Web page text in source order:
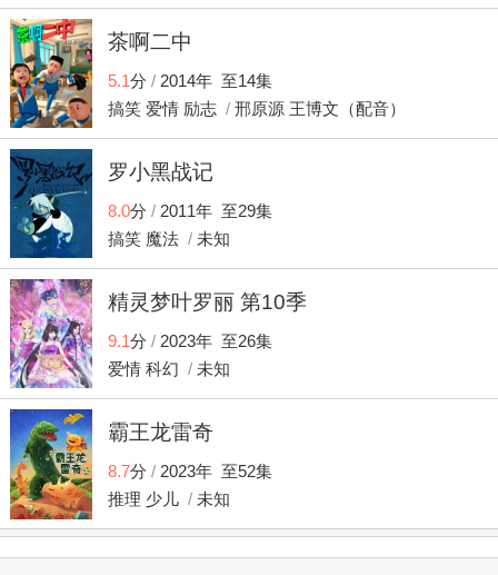
茶啊二中
5.1分 /2014年 至14集
搞笑 爱情 励志 / 邢原源 王博文（配音）
罗小黑战记
8.0分 /2011年 至29集
搞笑 魔法 /未知
精灵梦叶罗丽 第10季
9.1分 /2023年 至26集
爱情 科幻 /未知
霸王龙雷奇
8.7分 /2023年 至52集
推理 少儿 /未知